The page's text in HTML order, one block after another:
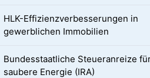
HLK-Effizienzverbesserungen in
gewerblichen Immobilien
Bundesstaatliche Steueranreize
saubere Energie (IRA)